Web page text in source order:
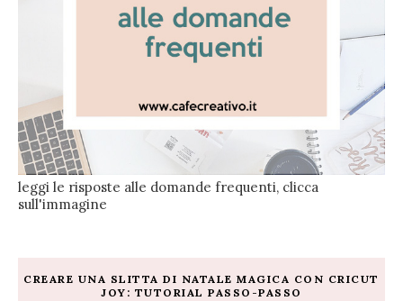
leggi le risposte alle domande frequenti, clicca
sull'immagine
CREARE UNA SLITTA DI NATALE MAGICA CON CRICUT
JOY: TUTORIAL PASSO-PASSO